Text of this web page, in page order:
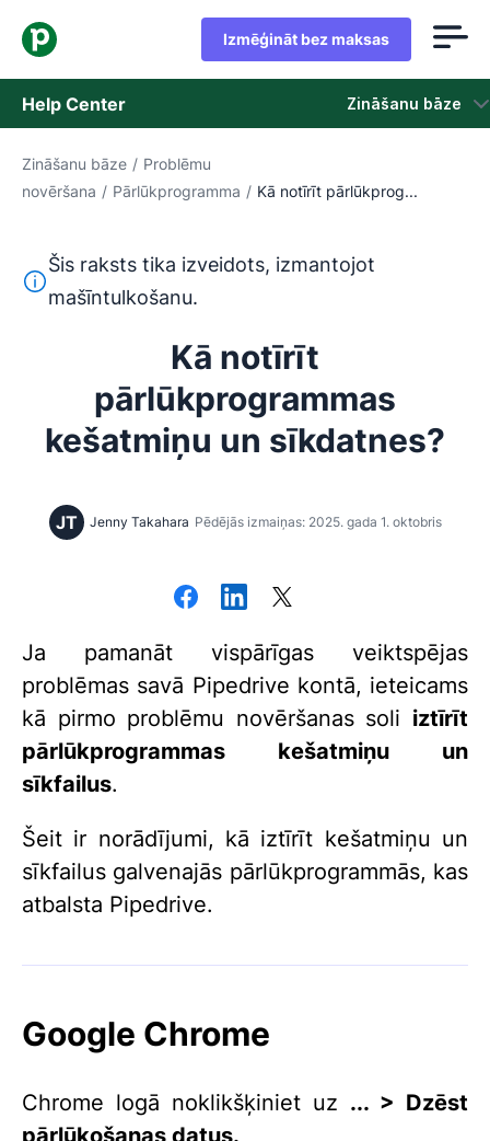
Izmēģināt bez maksas
Help Center Zināšanu bāze
Zināšanu bāze
Sazināties ar atbalsta dienestu
Zināšanu bāze / Problēmu
novēršana / Pārlūkprogramma / Kā notīrīt pārlūkprog...
Šis teksts ir tulkots no angļu valodas, izmantojot
Šis raksts tika izveidots, izmantojot
mašīntulkošanu.
Kā notīrīt
pārlūkprogrammas
kešatmiņu un sīkdatnes?
JT Jenny Takahara Pēdējās izmaiņas: 2025. gada 1. oktobris
Ja pamanāt vispārīgas veiktspējas
problēmas savā Pipedrive kontā, ieteicams
kā pirmo problēmu novēršanas soli iztīrīt
pārlūkprogrammas kešatmiņu un
sīkfailus.
Šeit ir norādījumi, kā iztīrīt kešatmiņu un
sīkfailus galvenajās pārlūkprogrammās, kas
atbalsta Pipedrive.
Google Chrome
Chrome logā noklikšķiniet uz ... > Dzēst
pārlūkošanas datus.